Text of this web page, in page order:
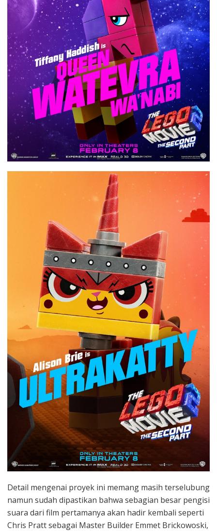
Detail mengenai proyek ini memang masih terselubung
namun sudah dipastikan bahwa sebagian besar pengisi
suara dari film pertamanya akan hadir kembali seperti
Chris Pratt sebagai Master Builder Emmet Brickowoski,